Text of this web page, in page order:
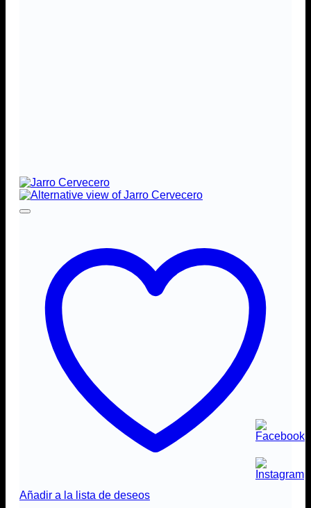
Añadir a la lista de deseos